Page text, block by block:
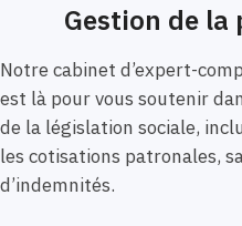
Gestion de la
Notre cabinet d’expert-
est là pour vous soutenir
de la législation sociale,
les cotisations patronales,
d’indemnités.